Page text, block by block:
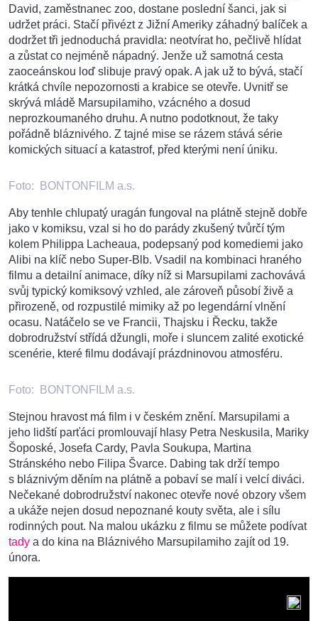
David, zaměstnanec zoo, dostane poslední šanci, jak si
udržet práci. Stačí přivézt z Jižní Ameriky záhadný balíček a
dodržet tři jednoduchá pravidla: neotvírat ho, pečlivě hlídat
a zůstat co nejméně nápadný. Jenže už samotná cesta
zaoceánskou loď slibuje pravý opak. A jak už to bývá, stačí
krátká chvíle nepozornosti a krabice se otevře. Uvnitř se
skrývá mládě Marsupilamiho, vzácného a dosud
neprozkoumaného druhu. A nutno podotknout, že taky
pořádně bláznivého. Z tajné mise se rázem stává série
komických situací a katastrof, před kterými není úniku.
Foto: BONTONFILM a.s.
Aby tenhle chlupatý uragán fungoval na plátně stejně dobře
jako v komiksu, vzal si ho do parády zkušený tvůrčí tým
kolem Philippa Lacheaua, podepsaný pod komediemi jako
Alibi na klíč nebo Super-Blb. Vsadil na kombinaci hraného
filmu a detailní animace, díky níž si Marsupilami zachovává
svůj typický komiksový vzhled, ale zároveň působí živě a
přirozeně, od rozpustilé mimiky až po legendární vlnění
ocasu. Natáčelo se ve Francii, Thajsku i Řecku, takže
dobrodružství střídá džungli, moře i sluncem zalité exotické
scenérie, které filmu dodávají prázdninovou atmosféru.
Foto: BONTONFILM a.s.
Stejnou hravost má film i v českém znění. Marsupilami a
jeho lidští parťáci promlouvají hlasy Petra Neskusila, Mariky
Šoposké, Josefa Cardy, Pavla Soukupa, Martina
Stránského nebo Filipa Švarce. Dabing tak drží tempo
s bláznivým děním na plátně a pobaví se malí i velcí diváci.
Nečekané dobrodružství nakonec otevře nové obzory všem
a ukáže nejen dosud nepoznané kouty světa, ale i sílu
rodinných pout. Na malou ukázku z filmu se můžete podívat
tady a do kina na Bláznivého Marsupilamiho zajít od 19.
února.